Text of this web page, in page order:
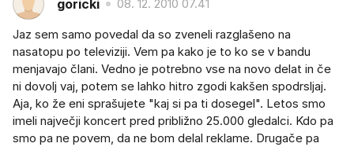
goricki 08. 12. 2010 07.41
Jaz sem samo povedal da so zveneli razglašeno na
nasatopu po televiziji. Vem pa kako je to ko se v bandu
menjavajo člani. Vedno je potrebno vse na novo delat in če
ni dovolj vaj, potem se lahko hitro zgodi kakšen spodrsljaj.
Aja, ko že eni sprašujete "kaj si pa ti dosegel". Letos smo
imeli največji koncert pred približno 25.000 gledalci. Kdo pa
smo pa ne povem, da ne bom delal reklame. Drugače pa